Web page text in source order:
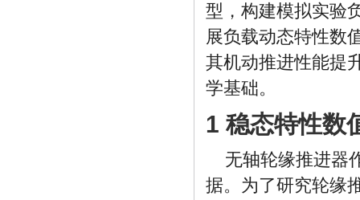
型，构建模拟实验
展负载动态特性数
其机动推进性能提
学基础。
1 稳态特性数
无轴轮缘推进器
据。为了研究轮缘